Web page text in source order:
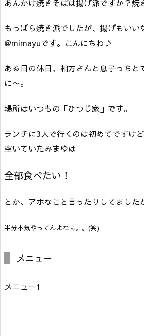
あんかけ焼きそばは揚げ派ですか？焼
もっぱら焼き派でしたが、揚げもいい
@mimayuです。こんにちわ♪
ある日の休日、相方さんと息子っちと
に〜。
場所はいつもの「ひつじ家」です。
ランチに3人で行くのは初めてですけど
空いていたみまゆは
全部食べたい！
とか、アホなこと言ったりしてました
半分本気やってんよなぁ。。(笑)
メニュー
メニュー1